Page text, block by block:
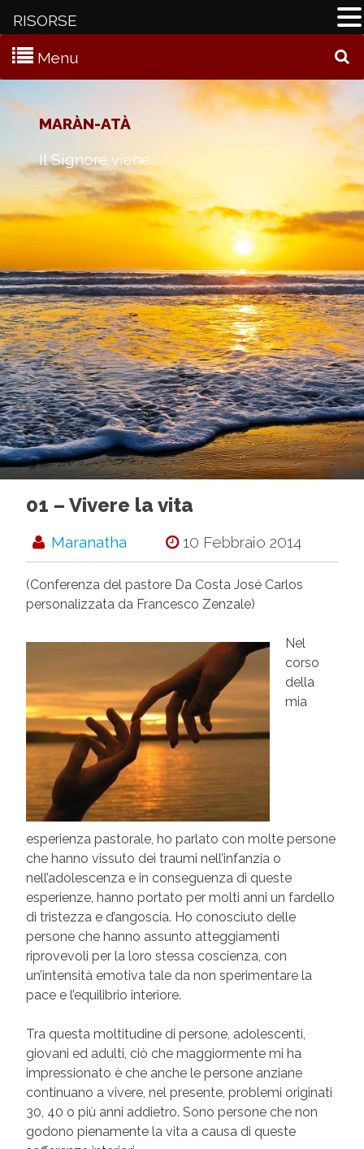
Menu
MARÀN-ATÀ
Il Signore viene…
01 – Vivere la vita
Maranatha 10 Febbraio 2014
(Conferenza del pastore Da Costa José Carlos
personalizzata da Francesco Zenzale)
Nel
corso
della
mia
esperienza pastorale, ho parlato con molte persone
che hanno vissuto dei traumi nell’infanzia o
nell’adolescenza e in conseguenza di queste
esperienze, hanno portato per molti anni un fardello
di tristezza e d’angoscia. Ho conosciuto delle
persone che hanno assunto atteggiamenti
riprovevoli per la loro stessa coscienza, con
un’intensità emotiva tale da non sperimentare la
pace e l’equilibrio interiore.
Tra questa moltitudine di persone, adolescenti,
giovani ed adulti, ciò che maggiormente mi ha
impressionato è che anche le persone anziane
continuano a vivere, nel presente, problemi originati
30, 40 o più anni addietro. Sono persone che non
godono pienamente la vita a causa di queste
RISORSE